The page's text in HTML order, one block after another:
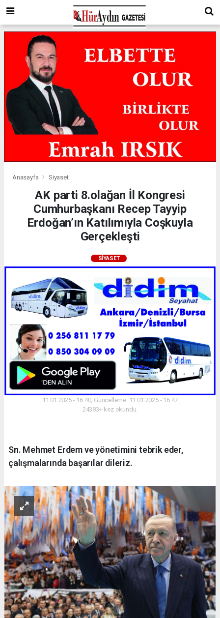
Anasayfa Siyaset
AK parti 8.olağan İl Kongresi
Cumhurbaşkanı Recep Tayyip
Erdoğan’ın Katılımıyla Coşkuyla
Gerçekleşti
SIYASET
11.01.2025 - 16:40, Güncelleme: 11.01.2025 - 16:47
24383+ kez okundu.
Sn. Mehmet Erdem ve yönetimini tebrik eder,
çalışmalarında başarılar dileriz.